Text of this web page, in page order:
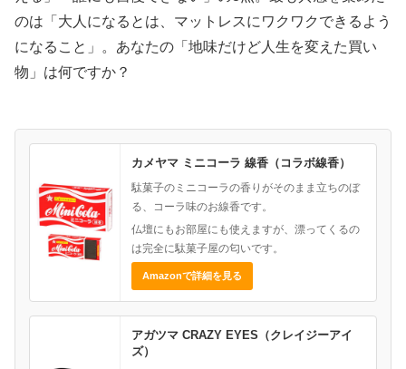
のは「大人になるとは、マットレスにワクワクできるよう
になること」。あなたの「地味だけど人生を変えた買い
物」は何ですか？
カメヤマ ミニコーラ 線香（コラボ線香）
駄菓子のミニコーラの香りがそのまま立ちのぼ
る、コーラ味のお線香です。
仏壇にもお部屋にも使えますが、漂ってくるの
は完全に駄菓子屋の匂いです。
Amazonで詳細を見る
アガツマ CRAZY EYES（クレイジーアイ
ズ）